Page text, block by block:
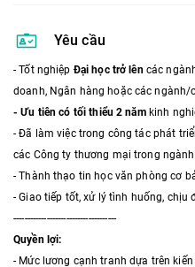
Yêu cầu
- Tốt nghiệpĐại học trở lêncác
doanh, Ngân hàng hoặc các ngành/
- Ưu tiên có tối thiểu 2 nămkinh
- Đã làm việc trong công tác phát
các Công ty thương mại trong ngành
- Thành thạo tin học văn phòng cơ
- Giao tiếp tốt, xử lý tình huống, chịu
-------------------------------------
Quyền lợi:
- Mức lương cạnh tranh dựa trên